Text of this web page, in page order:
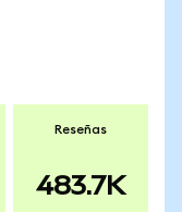
Reseñas
483.7K